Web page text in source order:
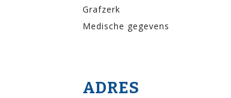
Grafzerk
Medische gegevens
ADRES